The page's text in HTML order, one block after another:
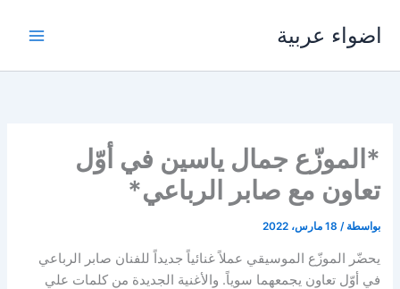
اضواء عربية
‎*الموزّع جمال ياسين في أوّل
تعاون مع صابر الرباعي*
بواسطة / 18 مارس، 2022
‎يحضّر الموزّع الموسيقي عملاً غنائياً جديداً للفنان صابر الرباعي
في أوّل تعاون يجمعهما سوياً. والأغنية الجديدة من كلمات علي